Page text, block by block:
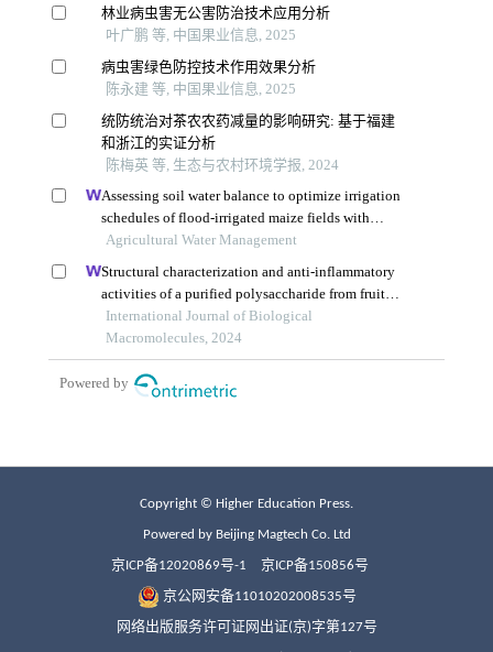
Copyright © Higher Education Press.
Powered by Beijing Magtech Co. Ltd
京ICP备12020869号-1 京ICP备150856号
京公网安备11010202008535号
网络出版服务许可证网出证(京)字第127号